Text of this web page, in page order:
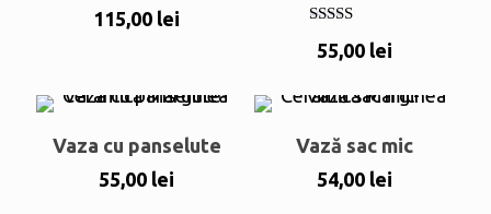
115,00 lei
Evaluat la
4.00
55,00 lei
Vaza cu panselute
55,00 lei
Vază sac mic
54,00 lei